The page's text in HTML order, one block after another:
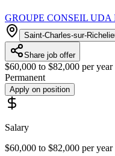
GROUPE CONSEIL UDA
Saint-Charles-sur-
Share job offer
$60,000 to $82,000 per year
Permanent
Apply on position
Salary
$60,000 to $82,000 per year